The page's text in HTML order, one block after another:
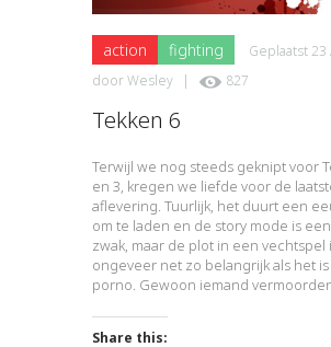
action fighting Geplaatst23
doorWesley | 827
Tekken 6
Terwijl we nog steeds geknipt voor
en 3, kregen we liefde voor de
aflevering. Tuurlijk, het duurt een
om te laden en de story mode is
zwak, maar de plot in een vechtspel
ongeveer net zo belangrijk als het
porno. Gewoon iemand
Share this: